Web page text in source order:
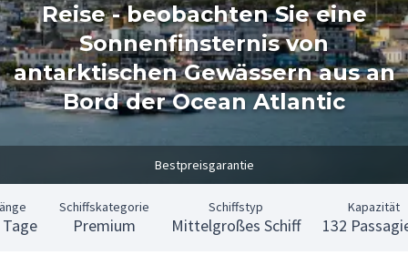
Reise - beobachten Sie eine
Sonnenfinsternis von
antarktischen Gewässern aus an
Bord der Ocean Atlantic
Bestpreisgarantie
Schiffskategorie
Premium
Schiffstyp
Mittelgroßes Schiff
Kapazität
132